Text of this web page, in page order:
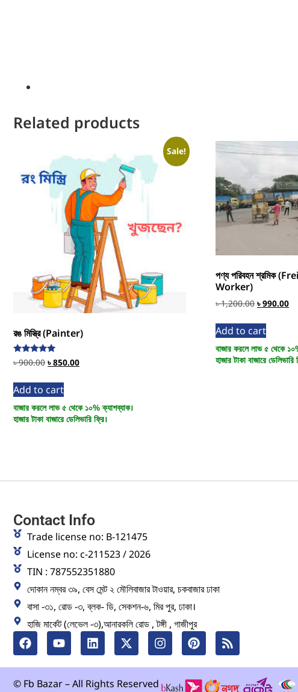
Related products
Sale!
রঙ মিস্ত্রি (Painter)
Rated
5.00
৳900.00 ৳850.00
Add to cart
বাজার করলে লাভ ৫ থেকে ১০% ক্যাশব্যাক।
হাজার টাকা বাজারে ডেলিভারি ফ্রি।
পণ্য পরিবহন শ্রমিক
Worker)
৳1,200.00 ৳990.00
Add to cart
বাজার করলে লাভ ৫ থেকে
হাজার টাকা বাজারে ডেলিভারি
Contact Info
Trade license no: B-121475
License no: c-211523 / 2026
TIN : 787552351880
দোকান নম্বর ৩৯, বেস মেন্ট ২ মৌলিবাজার টাওয়ার, চকবাজার ঢাকা
বাসা -৩১, রোড -৩, ব্লক- ডি, সেকশন-৬, মির পুর, ঢাকা।
হাজি মার্কেট (লেভেল -৩),আনারকলি রোড , টঙ্গী , গাজীপুর
© Fb Bazar – All Rights Reserved